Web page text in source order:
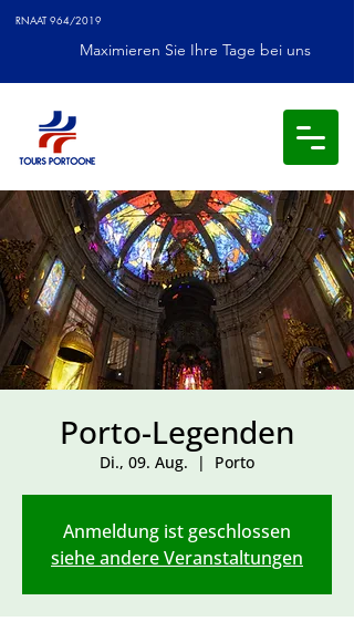
RNAAT 964/2019
Maximieren Sie Ihre Tage bei uns
Porto-Legenden
Di., 09. Aug.
  |
Porto
Anmeldung ist geschlossen
siehe andere Veranstaltungen